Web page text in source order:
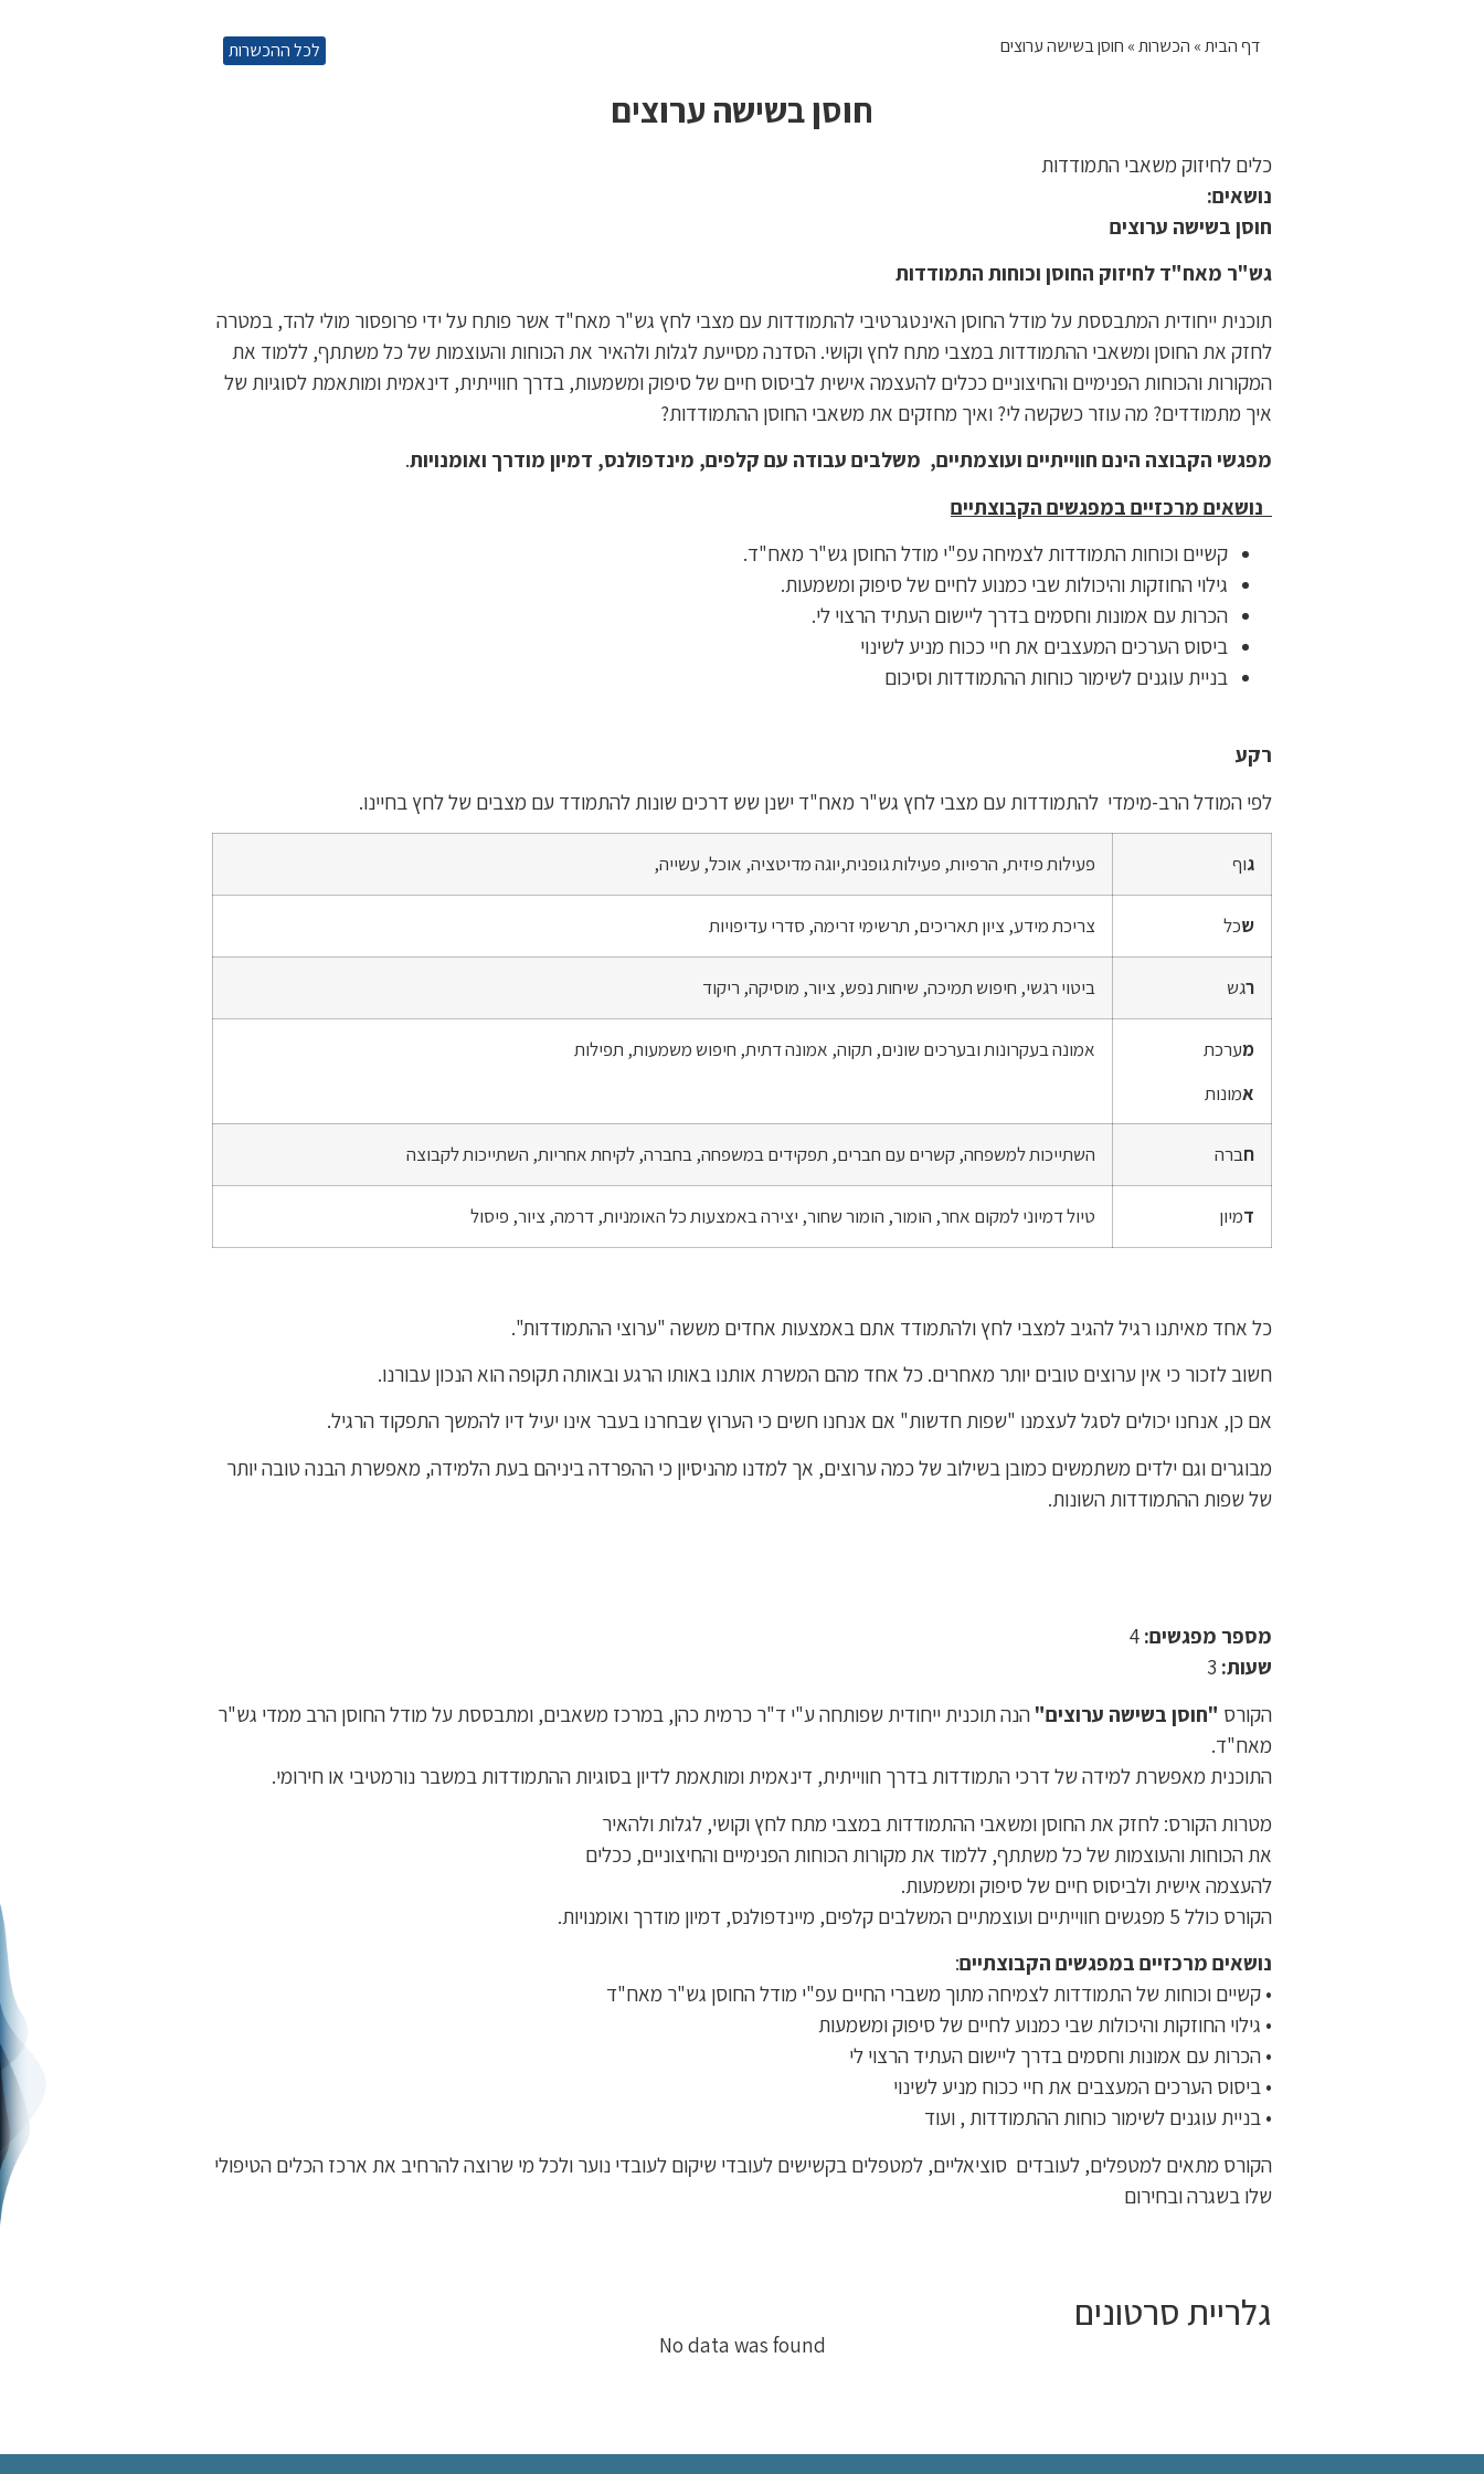
דף הבית» הכשרות» חוסן בשישה ערוצים לכל ההכשרות
חוסן בשישה ערוצים
כלים לחיזוק משאבי התמודדות
נושאים:
חוסן בשישה ערוצים
גש"ר מאח"ד לחיזוק החוסן וכוחות התמודדות
תוכנית ייחודית המתבססת על מודל החוסן האינטגרטיבי להתמודדות עם מצבי לחץ גש"ר מאח"ד אשר פותח על ידי פרופסור מולי להד, במטרה
לחזק את החוסן ומשאבי ההתמודדות במצבי מתח לחץ וקושי. הסדנה מסייעת לגלות ולהאיר את הכוחות והעוצמות של כל משתתף, ללמוד את
המקורות והכוחות הפנימיים והחיצוניים ככלים להעצמה אישית לביסוס חיים של סיפוק ומשמעות, בדרך חווייתית, דינאמית ומותאמת לסוגיות של
איך מתמודדים? מה עוזר כשקשה לי? ואיך מחזקים את משאבי החוסן ההתמודדות?
מפגשי הקבוצה הינם חווייתיים ועוצמתיים, משלבים עבודה עם קלפים, מינדפולנס, דמיון מודרך ואומנויות.
נושאים מרכזיים במפגשים הקבוצתיים
קשיים וכוחות התמודדות לצמיחה עפ"י מודל החוסן גש"ר מאח"ד.
גילוי החוזקות והיכולות שבי כמנוע לחיים של סיפוק ומשמעות.
הכרות עם אמונות וחסמים בדרך ליישום העתיד הרצוי לי.
ביסוס הערכים המעצבים את חיי ככוח מניע לשינוי
בניית עוגנים לשימור כוחות ההתמודדות וסיכום
רקע
לפי המודל הרב-מימדי להתמודדות עם מצבי לחץ גש"ר מאח"ד ישנן שש דרכים שונות להתמודד עם מצבים של לחץ בחיינו.
גוף פעילות פיזית, הרפיות, פעילות גופנית,יוגה מדיטציה, אוכל, עשייה,
שכל צריכת מידע, ציון תאריכים, תרשימי זרימה, סדרי עדיפויות
רגש ביטוי רגשי, חיפוש תמיכה, שיחות נפש, ציור, מוסיקה, ריקוד
מערכת
אמונות
אמונה בעקרונות ובערכים שונים, תקוה, אמונה דתית, חיפוש משמעות, תפילות
חברה השתייכות למשפחה, קשרים עם חברים, תפקידים במשפחה, בחברה, לקיחת אחריות, השתייכות לקבוצה
דמיון טיול דמיוני למקום אחר, הומור, הומור שחור, יצירה באמצעות כל האומניות, דרמה, ציור, פיסול
כל אחד מאיתנו רגיל להגיב למצבי לחץ ולהתמודד אתם באמצעות אחדים מששה "ערוצי ההתמודדות".
חשוב לזכור כי אין ערוצים טובים יותר מאחרים. כל אחד מהם המשרת אותנו באותו הרגע ובאותה תקופה הוא הנכון עבורנו.
אם כן, אנחנו יכולים לסגל לעצמנו "שפות חדשות" אם אנחנו חשים כי הערוץ שבחרנו בעבר אינו יעיל דיו להמשך התפקוד הרגיל.
מבוגרים וגם ילדים משתמשים כמובן בשילוב של כמה ערוצים, אך למדנו מהניסיון כי ההפרדה ביניהם בעת הלמידה, מאפשרת הבנה טובה יותר
של שפות ההתמודדות השונות.
מספר מפגשים: 4
שעות: 3
הקורס "חוסן בשישה ערוצים" הנה תוכנית ייחודית שפותחה ע"י ד"ר כרמית כהן, במרכז משאבים, ומתבססת על מודל החוסן הרב ממדי גש"ר
מאח"ד.
התוכנית מאפשרת למידה של דרכי התמודדות בדרך חווייתית, דינאמית ומותאמת לדיון בסוגיות ההתמודדות במשבר נורמטיבי או חירומי.
מטרות הקורס: לחזק את החוסן ומשאבי ההתמודדות במצבי מתח לחץ וקושי, לגלות ולהאיר
את הכוחות והעוצמות של כל משתתף, ללמוד את מקורות הכוחות הפנימיים והחיצוניים, ככלים
להעצמה אישית ולביסוס חיים של סיפוק ומשמעות.
הקורס כולל 5 מפגשים חווייתיים ועוצמתיים המשלבים קלפים, מיינדפולנס, דמיון מודרך ואומנויות.
נושאים מרכזיים במפגשים הקבוצתיים:
• קשיים וכוחות של התמודדות לצמיחה מתוך משברי החיים עפ"י מודל החוסן גש"ר מאח"ד
• גילוי החוזקות והיכולות שבי כמנוע לחיים של סיפוק ומשמעות
• הכרות עם אמונות וחסמים בדרך ליישום העתיד הרצוי לי
• ביסוס הערכים המעצבים את חיי ככוח מניע לשינוי
• בניית עוגנים לשימור כוחות ההתמודדות , ועוד
הקורס מתאים למטפלים, לעובדים סוציאליים, למטפלים בקשישים לעובדי שיקום לעובדי נוער ולכל מי שרוצה להרחיב את ארכז הכלים הטיפולי
שלו בשגרה ובחירום
גלריית סרטונים
No data was found
טופס רישום להכשרה
שליחה